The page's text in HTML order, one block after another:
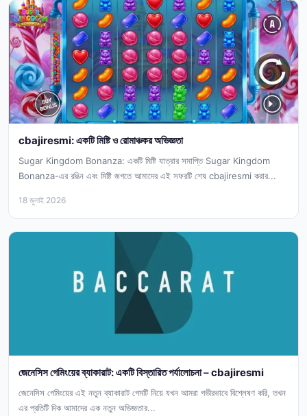
cbajiresmi: একটি মিষ্টি ও রোমাঞ্চকর অভিজ্ঞতা
Sugar Kingdom Bonanza: একটি মিষ্টি যাত্রার সমাপ্তি Sugar Kingdom
Bonanza-এর রঙিন এবং মিষ্টি জগতে আমাদের এই সফরটি শেষ cbajiresmi করার...
18 জুলাই 2026
জেনেসিস গেমিংয়ের ব্যাকারাট: একটি বিস্তারিত পর্যালোচনা – cbajiresmi
জেনেসিস গেমিংয়ের এই নতুন ব্যাকারাট গেমটি নিয়ে যখন আমরা গভীরভাবে বিশ্লেষণ করি, তখন
এর প্রতিটি দিক আমাদের এক নতুন অভিজ্ঞতার...